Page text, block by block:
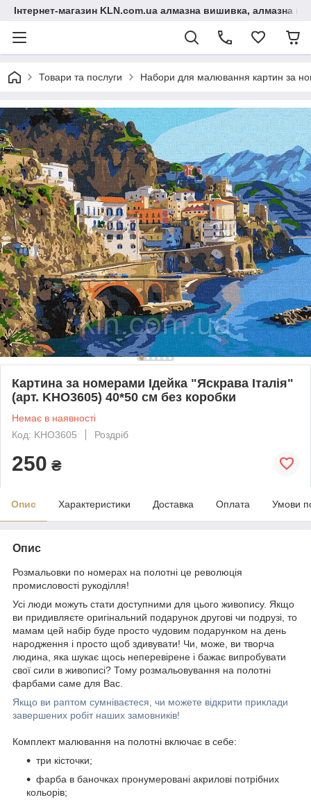
Інтернет-магазин KLN.com.ua алмазна вишивка, алмазна
Товари та послуги Набори для малювання картин за
Картина за номерами Ідейка "Яскрава Італія"
(арт. KHO3605) 40*50 см без коробки
Немає в наявності
Код: KHO3605
Роздріб
250 ₴
Опис Характеристики Доставка Оплата Умови
Опис
Розмальовки по номерах на полотні це революція
промисловості рукоділля!
Усі люди можуть стати доступними для цього живопису. Якщо
ви придивляєте оригінальний подарунок другові чи подрузі, то
мамам цей набір буде просто чудовим подарунком на день
народження і просто щоб здивувати! Чи, може, ви творча
людина, яка шукає щось неперевірене і бажає випробувати
свої сили в живописі? Тому розмальовування на полотні
фарбами саме для Вас.
Якщо ви раптом сумніваєтеся, чи можете відкрити приклади
завершених робіт наших замовників!
Комплект малювання на полотні включає в себе:
три кісточки;
фарба в баночках пронумеровані акрилові потрібних
кольорів;